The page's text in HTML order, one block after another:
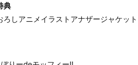
典
ろしアニメイラストアナザージャケット